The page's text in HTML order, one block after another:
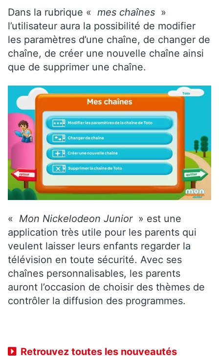
Dans la rubrique « mes chaînes »
l’utilisateur aura la possibilité de modifier
les paramètres d’une chaîne, de changer de
chaîne, de créer une nouvelle chaîne ainsi
que de supprimer une chaîne.
« Mon Nickelodeon Junior » est une
application très utile pour les parents qui
veulent laisser leurs enfants regarder la
télévision en toute sécurité. Avec ses
chaînes personnalisables, les parents
auront l’occasion de choisir des thèmes de
contrôler la diffusion des programmes.
Retrouvez toutes les nouveautés